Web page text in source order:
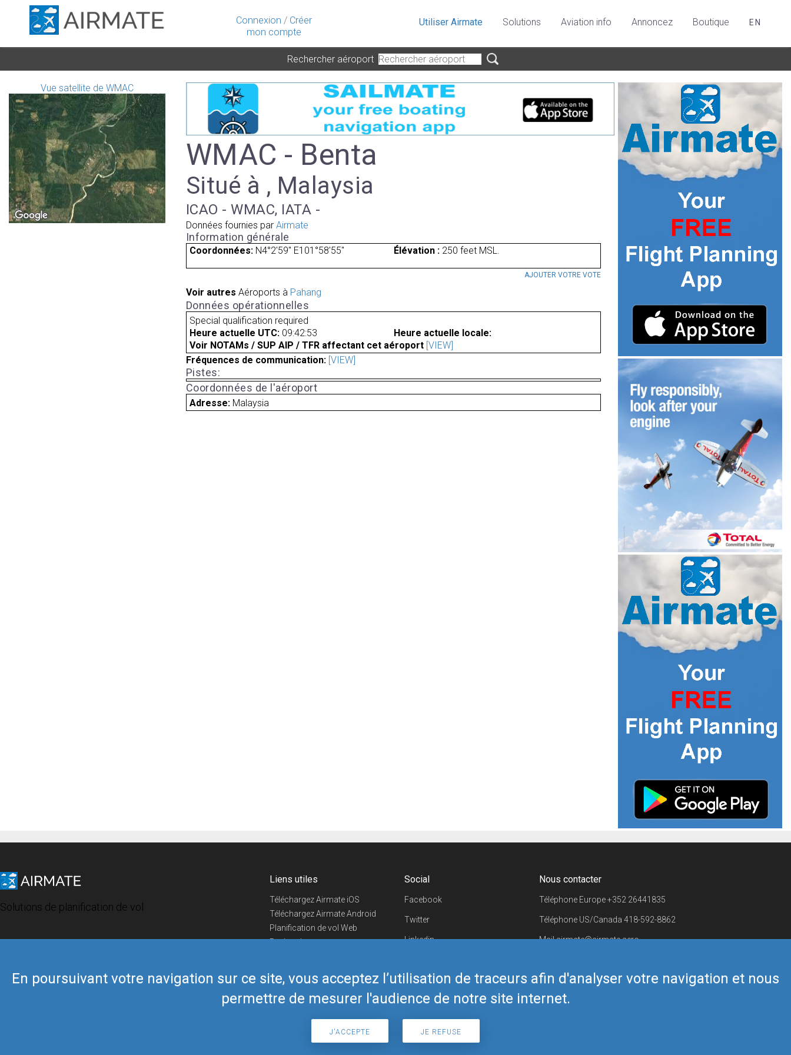
Connexion / Créer
mon compte
En poursuivant votre navigation sur ce site, vous acceptez l’utilisation de traceurs afin d'analyser votre navigation et nous
permettre de mesurer l'audience de notre site internet.
J'ACCEPTE JE REFUSE
Utiliser Airmate Solutions Aviation info Annoncez Boutique EN
Rechercher aéroport
Vue satellite de WMAC
WMAC - Benta
Situé à , Malaysia
ICAO - WMAC, IATA -
Données fournies par Airmate
Information générale
Coordonnées: N4°2'59" E101°58'55" Élévation :250 feet MSL.
AJOUTER VOTRE VOTE
Voir autres Aéroports à Pahang
Données opérationnelles
Special qualification required
Heure actuelle UTC: 09:42:53
Heure actuelle locale:
Voir NOTAMs / SUP AIP / TFR affectant cet aéroport [VIEW]
Fréquences de communication: [VIEW]
Pistes:
Coordonnées de l'aéroport
Adresse: Malaysia
Solutions de planification de vol
Liens utiles
Téléchargez Airmate iOS
Téléchargez Airmate Android
Planification de vol Web
Recherche
Boutique Airmate
Social
Facebook
Twitter
Linkedin
Telegram
Nous contacter
Téléphone Europe+352 26441835
Téléphone US/Canada 418-592-8862
Mailairmate@airmate.aero